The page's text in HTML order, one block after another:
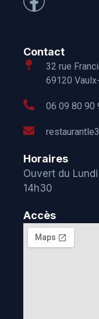
Contact
32 rue
69120
06 09 80 90
Horaires
Ouvert du
14h30
Accès